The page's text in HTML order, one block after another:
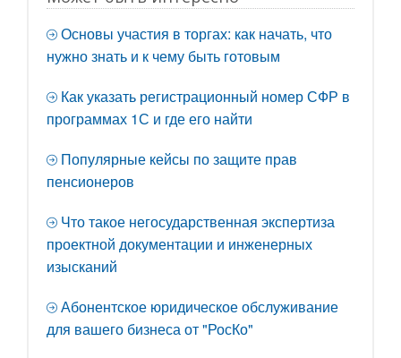
Основы участия в торгах: как начать, что
нужно знать и к чему быть готовым
Как указать регистрационный номер СФР в
программах 1С и где его найти
Популярные кейсы по защите прав
пенсионеров
Что такое негосударственная экспертиза
проектной документации и инженерных
изысканий
Абонентское юридическое обслуживание
для вашего бизнеса от "РосКо"